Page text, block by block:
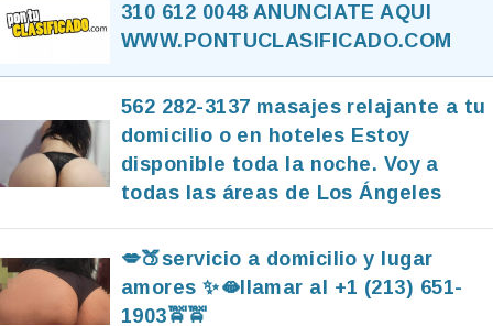
310 612 0048 ANUNCIATE AQUI
WWW.PONTUCLASIFICADO.COM
562 282-3137 masajes relajante a tu
domicilio o en hoteles Estoy
disponible toda la noche. Voy a
todas las áreas de Los Ángeles
💋🍑servicio a domicilio y lugar
amores ✨🫦llamar al +1 (213) 651-
1903🚖🚖